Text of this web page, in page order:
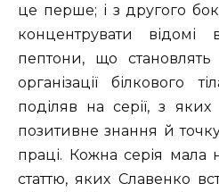
це перше; і з другого
концентрувати
пептони, що
організації білкового
поділяв на серії, з
позитивне знання й
праці. Кожна серія мала
статтю, яких Славенко